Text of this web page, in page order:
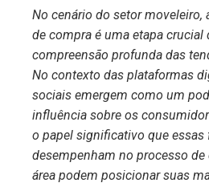
No cenário do setor moveleiro,
de compra é uma etapa crucial
compreensão profunda das
No contexto das plataformas
sociais emergem como um
influência sobre os
o papel significativo que essas
desempenham no processo de
área podem posicionar suas